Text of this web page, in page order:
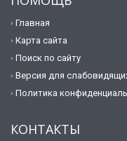
Главная
Карта сайта
Поиск по сайту
Версия для
Политика
КОНТАКТЫ